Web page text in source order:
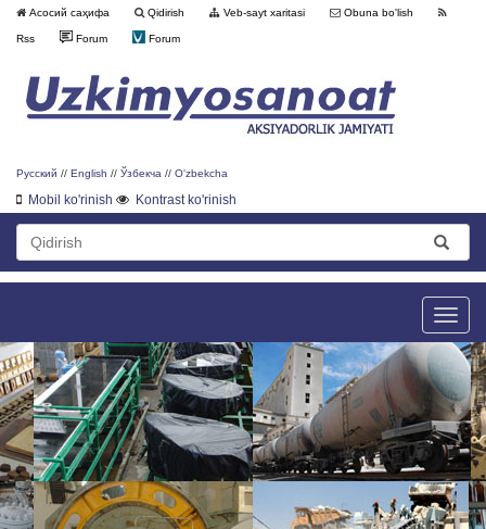
Асосий саҳифа Qidirish Veb-sayt xaritasi Obuna bo'lish
Rss Forum Forum
Русский // English // Ўзбекча // O'zbekcha
Mobil ko'rinish Kontrast ko'rinish
Toggle